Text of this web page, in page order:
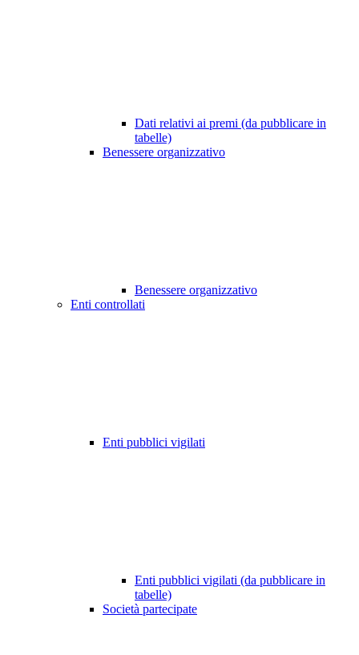
Dati relativi ai premi (da pubblicare in
tabelle)
Benessere organizzativo
Benessere organizzativo
Enti controllati
Enti pubblici vigilati
Enti pubblici vigilati (da pubblicare in
tabelle)
Società partecipate